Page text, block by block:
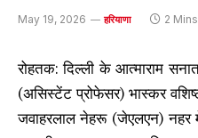
May 19, 2026 हरियाणा 2
रोहतक: दिल्ली के आत्माराम
(असिस्टेंट प्रोफेसर) भास्कर
जवाहरलाल नेहरू (जेएलएन) नहर